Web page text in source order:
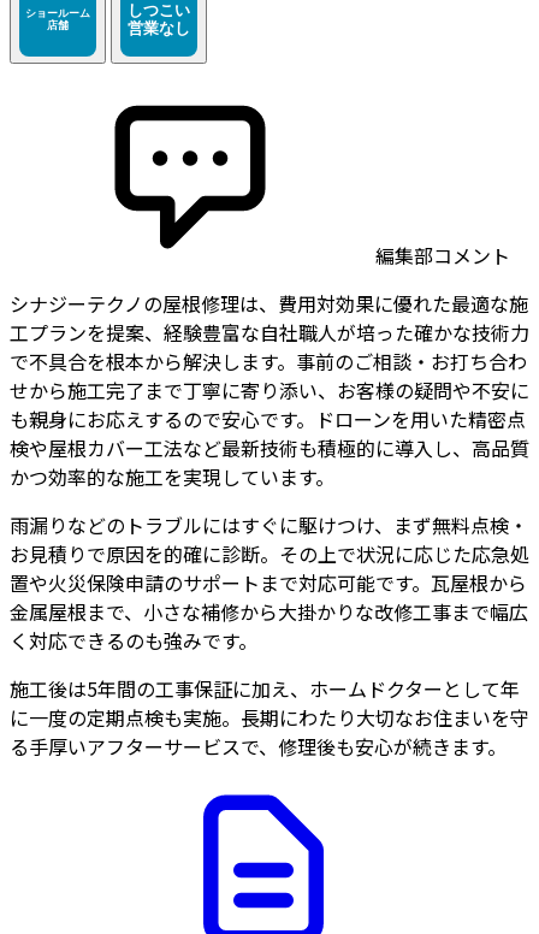
編集部コメント
シナジーテクノの屋根修理は、費用対効果に優れた最適な施
工プランを提案、経験豊富な自社職人が培った確かな技術力
で不具合を根本から解決します。事前のご相談・お打ち合わ
せから施工完了まで丁寧に寄り添い、お客様の疑問や不安に
も親身にお応えするので安心です。ドローンを用いた精密点
検や屋根カバー工法など最新技術も積極的に導入し、高品質
かつ効率的な施工を実現しています。
雨漏りなどのトラブルにはすぐに駆けつけ、まず無料点検・
お見積りで原因を的確に診断。その上で状況に応じた応急処
置や火災保険申請のサポートまで対応可能です。瓦屋根から
金属屋根まで、小さな補修から大掛かりな改修工事まで幅広
く対応できるのも強みです。
施工後は5年間の工事保証に加え、ホームドクターとして年
に一度の定期点検も実施。長期にわたり大切なお住まいを守
る手厚いアフターサービスで、修理後も安心が続きます。